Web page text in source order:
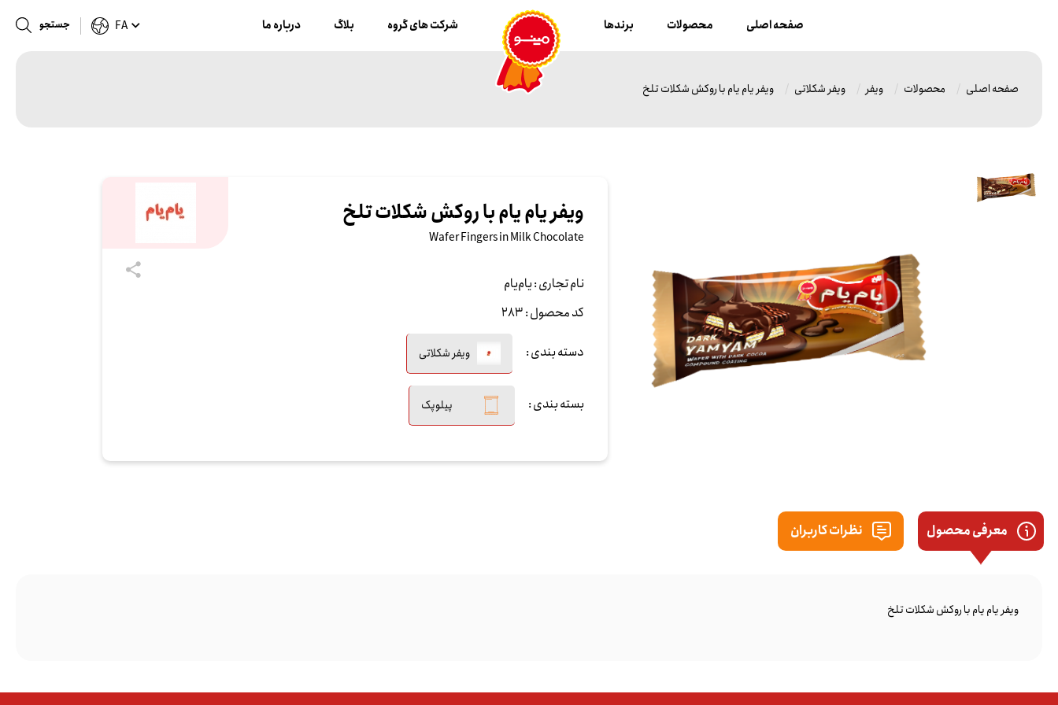
صفحه اصلی محصولات برندها شرکت های گروه بلاگ درباره ما FA جستجو
صفحه اصلی محصولات ویفر ویفر شکلاتی ویفر یام یام با روکش شکلات تلخ
ویفر یام یام با روکش شکلات تلخ
Wafer Fingers in Milk Chocolate
نام تجاری :یام‌یام
کد محصول :283
دسته بندی : ویفر شکلاتی
بسته بندی : پیلوپک
معرفی محصول نظرات کاربران
ویفر یام یام با روکش شکلات تلخ